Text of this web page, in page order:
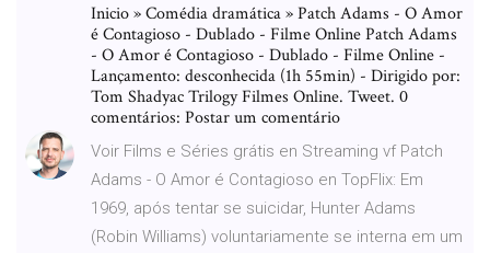
Inicio » Comédia dramática » Patch Adams - O Amor
é Contagioso - Dublado - Filme Online Patch Adams
- O Amor é Contagioso - Dublado - Filme Online -
Lançamento: desconhecida (1h 55min) - Dirigido por:
Tom Shadyac Trilogy Filmes Online. Tweet. 0
comentários: Postar um comentário
Voir Films e Séries grátis en Streaming vf Patch
Adams - O Amor é Contagioso en TopFlix: Em
1969, após tentar se suicidar, Hunter Adams
(Robin Williams) voluntariamente se interna em um